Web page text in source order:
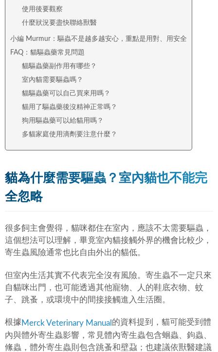
使用後要觀察
什麼狀況要盡快聯絡獸醫
小編 Murmur：驅蟲不是越多越安心，重點是用對、用安全
FAQ：貓驅蟲藥常見問題
貓驅蟲藥副作用有哪些？
室內貓需要驅蟲嗎？
貓驅蟲藥可以自己買來用嗎？
貓用了驅蟲藥後沒精神正常嗎？
狗用驅蟲藥可以給貓用嗎？
多貓家庭使用滴劑要注意什麼？
貓為什麼需要驅蟲？室內貓也不能完
全忽略
很多飼主會覺得，貓咪都住在室內，應該不太需要驅蟲，
這個想法可以理解，畢竟室內貓接觸外界的機會比較少，
寄生蟲風險通常也比自由外出的貓低。
但室內生活其實不代表完全沒有風險。寄生蟲不一定只來
自貓咪出門，也可能透過其他寵物、人的鞋底衣物、蚊
子、跳蚤，或環境中的間接接觸進入生活圈。
根據 Merck Veterinary Manual 的資料提到，貓可能受到體
內與體外寄生蟲影響，常見體內寄生蟲包含蛔蟲、鉤蟲、
絛蟲，體外寄生蟲則包含跳蚤和壁蝨；也建議依獸醫建議